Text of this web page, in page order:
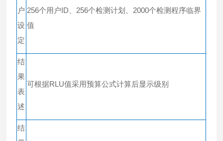
户
设
定
256个用户ID、256个检测计划、2000个检测程序临界
值
结
果
表
述
可根据RLU值采用预算公式计算后显示级别
结